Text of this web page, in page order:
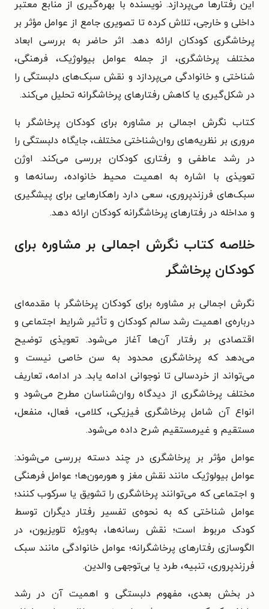
این رفتارها می‌پردازد. نویسنده با بهره‌گیری از منابع معتبر
داخلی و خارجی، تلاش کرده تا تصویری جامع از عوامل مؤثر بر
پرخاشگری کودکان ارائه دهد. اثر حاضر به بررسی ابعاد
مختلف پرخاشگری، از جمله عوامل بیولوژیک، فرهنگی،
شناختی و خانوادگی می‌پردازد و نقش سبک‌های دلبستگی را
در شکل‌گیری یا کاهش رفتارهای پرخاشگرانه تحلیل می‌کند.
کتاب نگرش اجمالی بر مشاوره برای کودکان پرخاشگر با
مروری بر نظریه‌های روان‌شناختی مختلف، جایگاه دلبستگی را
در رشد عاطفی و رفتاری کودکان بررسی می‌کند. اوژن
تعویذی با اشاره به اهمیت محیط خانواده، رسانه‌ها و
سبک‌های فرزندپروری، سعی دارد راهکارهایی برای پیشگیری
و مداخله در رفتارهای پرخاشگرانه کودکان ارائه دهد.
خلاصه کتاب نگرش اجمالی بر مشاوره برای
کودکان پرخاشگر
نگرش اجمالی بر مشاوره برای کودکان پرخاشگر با مقدمه‌ای
درباره‌ی اهمیت رشد سالم کودکان و تأثیر شرایط اجتماعی و
اقتصادی بر رفتار آن‌ها آغاز می‌شود. تعویذی توضیح
می‌دهد که پرخاشگری محدود به سن خاصی نیست و
می‌تواند از خردسالی تا نوجوانی ادامه یابد. در ادامه، تعاریف
مختلف پرخاشگری از دیدگاه روان‌شناسان مطرح می‌شود و
انواع آن شامل پرخاشگری فیزیکی، کلامی، فعال، منفعل،
مستقیم و غیرمستقیم شرح داده می‌شود.
عوامل مؤثر بر پرخاشگری در چند دسته بررسی می‌شوند:
عوامل بیولوژیک مانند نقش مغز و هورمون‌ها؛ عوامل فرهنگی
و اجتماعی که می‌توانند پرخاشگری را تشویق یا سرکوب کنند؛
عوامل شناختی که به نحوه‌ی تفسیر رفتار دیگران توسط
کودک مربوط است؛ نقش رسانه‌ها، به‌ویژه تلویزیون، در
الگوسازی رفتارهای پرخاشگرانه؛ عوامل خانوادگی مانند سبک
فرزندپروری، تنبیه، طرد یا بی‌توجهی والدین.
در بخش بعدی، مفهوم دلبستگی و اهمیت آن در رشد